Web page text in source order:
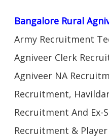
Bangalore Rural
Army Recruitment
Agniveer Clerk
Agniveer NA
Recruitment,
Recruitment And Ex-
Recruitment &